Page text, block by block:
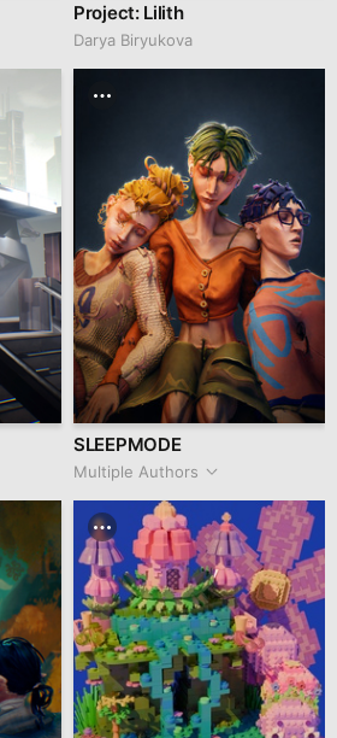
Project: Lilith
Darya Biryukova
SLEEPMODE
Multiple Authors